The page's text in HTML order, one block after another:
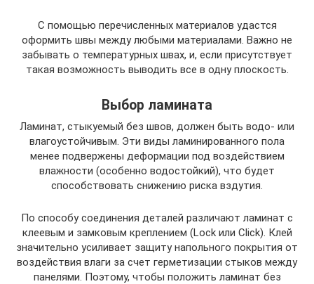
С помощью перечисленных материалов удастся
оформить швы между любыми материалами. Важно не
забывать о температурных швах, и, если присутствует
такая возможность выводить все в одну плоскость.
Выбор ламината
Ламинат, стыкуемый без швов, должен быть водо- или
влагоустойчивым. Эти виды ламинированного пола
менее подвержены деформации под воздействием
влажности (особенно водостойкий), что будет
способствовать снижению риска вздутия.
По способу соединения деталей различают ламинат с
клеевым и замковым креплением (Lock или Click). Клей
значительно усиливает защиту напольного покрытия от
воздействия влаги за счет герметизации стыков между
панелями. Поэтому, чтобы положить ламинат без